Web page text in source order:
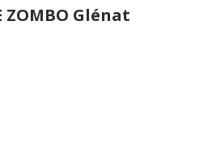
ZOMBO Glénat